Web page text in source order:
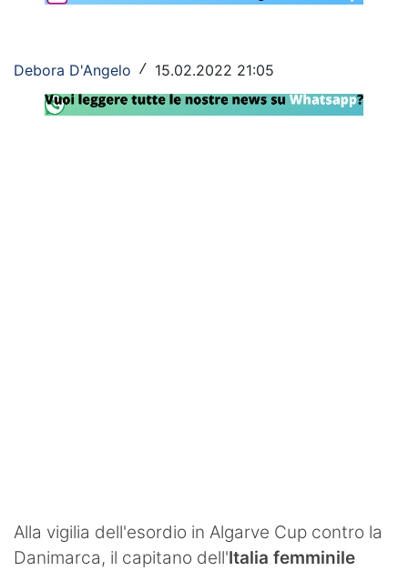
Rassegna Lazio
Social
Debora D'Angelo / 15.02.2022 21:05
Alla vigilia dell'esordio in Algarve Cup contro la
Danimarca, il capitano dell'Italia femminile